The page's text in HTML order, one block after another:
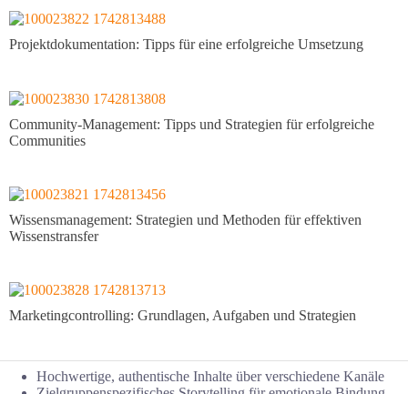
Projektdokumentation: Tipps für eine erfolgreiche Umsetzung
Community-Management: Tipps und Strategien für erfolgreiche
Communities
Wissensmanagement: Strategien und Methoden für effektiven
Wissenstransfer
Marketingcontrolling: Grundlagen, Aufgaben und Strategien
Hochwertige, authentische Inhalte über verschiedene Kanäle